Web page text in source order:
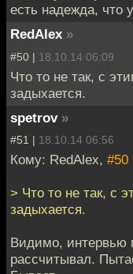
есть надежда, что
RedAlex »
#50 | 18.10.14 06:09
Что то не так, с
задыхается.
spetrov »
#51 | 18.10.14 06:56
Кому: RedAlex, #50
> Что то не так, с
задыхается.
Видимо, интервью
рассчитывал.